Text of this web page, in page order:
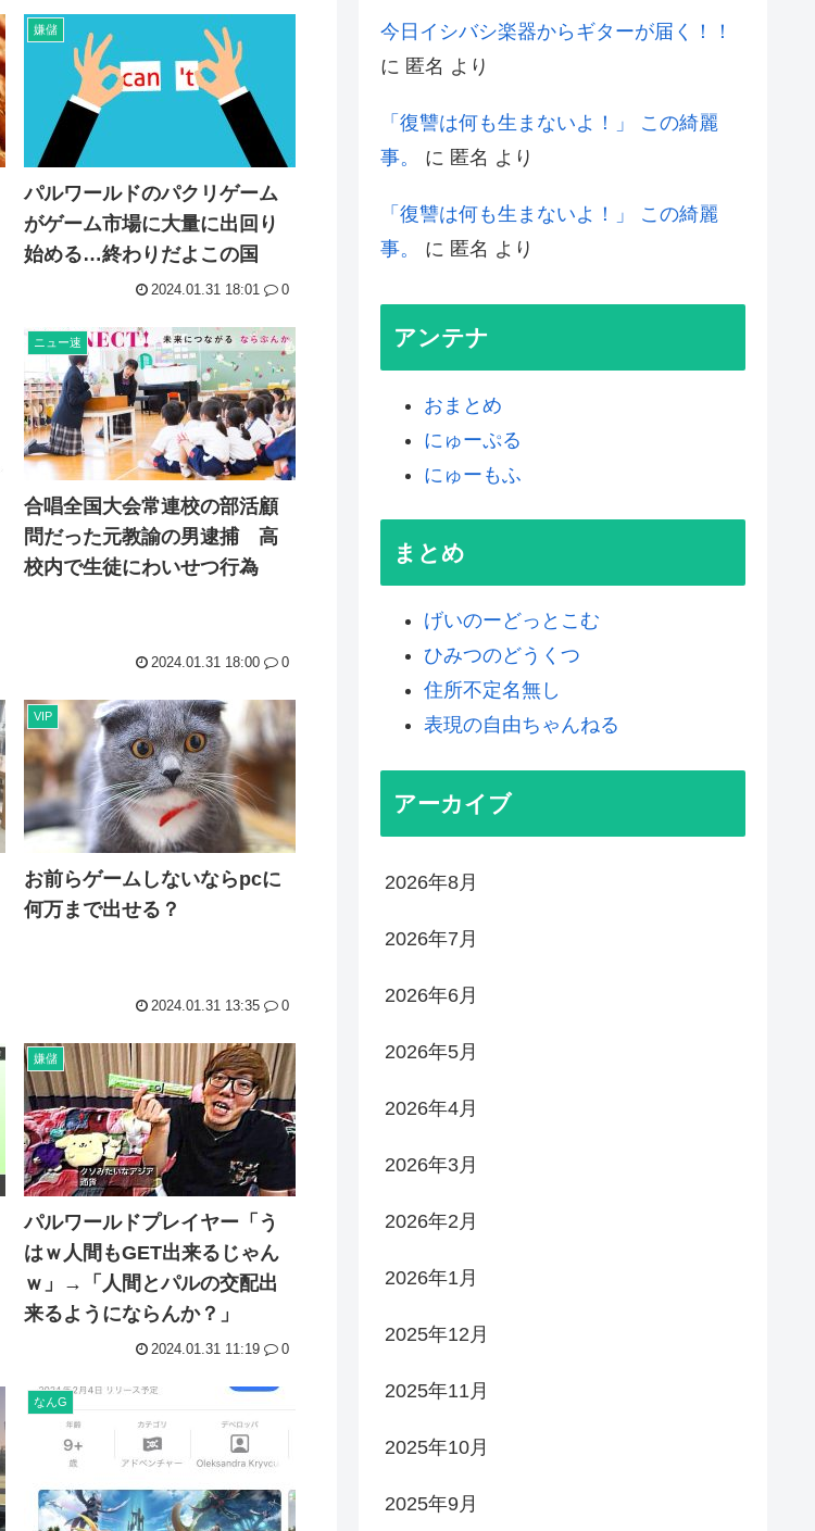
嫌儲
パルワールドのパクリゲーム
がゲーム市場に大量に出回り
始める…終わりだよこの国
2024.01.31 18:01 0
ニュー速
合唱全国大会常連校の部活顧
問だった元教諭の男逮捕 高
校内で生徒にわいせつ行為
2024.01.31 18:00 0
VIP
お前らゲームしないならpcに
何万まで出せる？
2024.01.31 13:35 0
嫌儲
パルワールドプレイヤー「う
はｗ人間もGET出来るじゃん
ｗ」→「人間とパルの交配出
来るようにならんか？」
2024.01.31 11:19 0
なんG
今日イシバシ楽器からギターが届く！！
に 匿名 より
「復讐は何も生まないよ！」 この綺麗
事。
に 匿名 より
「復讐は何も生まないよ！」 この綺麗
事。
に 匿名 より
アンテナ
おまとめ
にゅーぷる
にゅーもふ
まとめ
げいのーどっとこむ
ひみつのどうくつ
住所不定名無し
表現の自由ちゃんねる
アーカイブ
2026年8月
2026年7月
2026年6月
2026年5月
2026年4月
2026年3月
2026年2月
2026年1月
2025年12月
2025年11月
2025年10月
2025年9月